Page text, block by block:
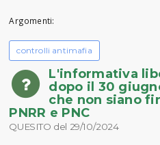
Argomenti:
controlli antimafia
L'informativa
dopo il 30
che non siano
PNRR e PNC
QUESITO del 29/10/2024